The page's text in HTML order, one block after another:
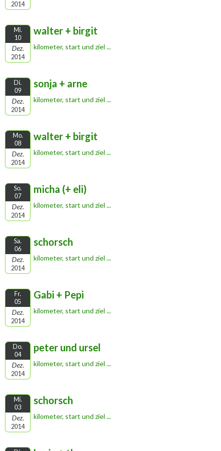
2014
Mi.
10
Dez.
2014
walter + birgit
kilometer, start und ziel ...
Di.
09
Dez.
2014
sonja + arne
kilometer, start und ziel ...
Mo.
08
Dez.
2014
walter + birgit
kilometer, start und ziel ...
So.
07
Dez.
2014
micha (+ eli)
kilometer, start und ziel ...
Sa.
06
Dez.
2014
schorsch
kilometer, start und ziel ...
Fr.
05
Dez.
2014
Gabi + Pepi
kilometer, start und ziel ...
Do.
04
Dez.
2014
peter und ursel
kilometer, start und ziel ...
Mi.
03
Dez.
2014
schorsch
kilometer, start und ziel ...